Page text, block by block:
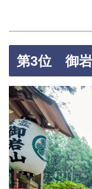
第3位 御岩